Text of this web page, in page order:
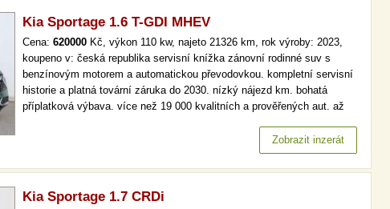
Kia Sportage 1.6 T-GDI MHEV
Cena: 620000 Kč, výkon 110 kw, najeto 21326 km, rok výroby: 2023,
koupeno v: česká republika servisní knížka zánovní rodinné suv s
benzínovým motorem a automatickou převodovkou. kompletní servisní
historie a platná tovární záruka do 2030. nízký nájezd km. bohatá
příplatková výbava. více než 19 000 kvalitních a prověřených aut. až
doživotní záruka legálního původu. výkup všech modelů a značek,…
Zobrazit inzerát
Kia Sportage 1.7 CRDi